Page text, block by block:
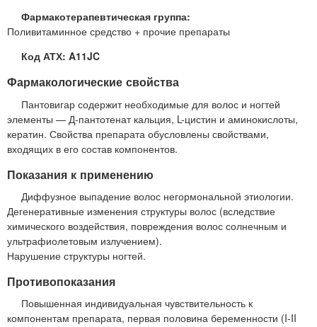
Фармакотерапевтическая группа:
Поливитаминное средство + прочие препараты
Код АТХ: A11JC
Фармакологические свойства
Пантовигар содержит необходимые для волос и ногтей
элементы — Д-пантотенат кальция, L-цистин и аминокислоты,
кератин. Свойства препарата обусловлены свойствами,
входящих в его состав компонентов.
Показания к применению
Диффузное выпадение волос негормональной этиологии.
Дегенеративные изменения структуры волос (вследствие
химического воздействия, повреждения волос солнечным и
ультрафиолетовым излучением).
Нарушение структуры ногтей.
Противопоказания
Повышенная индивидуальная чувствительность к
компонентам препарата, первая половина беременности (I-II